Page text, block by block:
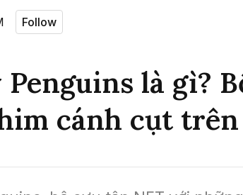
Follow
Penguins là gì?
cánh cụt